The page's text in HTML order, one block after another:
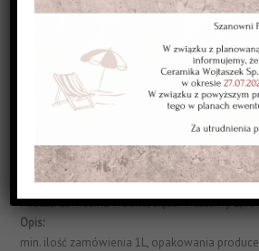
Category: SZKLIWA WYSOKOTOPLIWE 1220-
Kolor:musztardowe
Typ:transparentne
Struktura Powierzchni:błyszczące i efektowe
Postać:zawiesina wodna, ciężar właściwy 1,55
Opis:
min. ilość zamówienia 1L, opakowania